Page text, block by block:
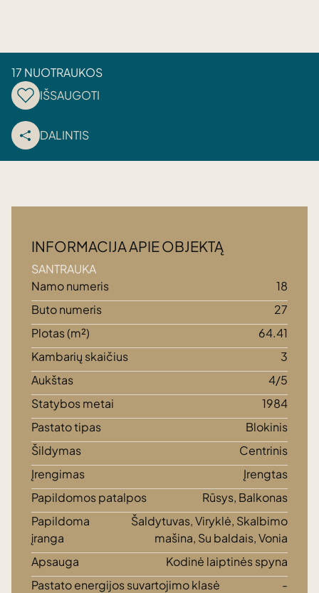
17 NUOTRAUKOS
IŠSAUGOTI
DALINTIS
INFORMACIJA APIE OBJEKTĄ
SANTRAUKA
Namo numeris
18
Buto numeris
27
Plotas (m²)
64.41
Kambarių skaičius
3
Aukštas
4/5
Statybos metai
1984
Pastato tipas
Blokinis
Šildymas
Centrinis
Įrengimas
Įrengtas
Papildomos patalpos
Rūsys, Balkonas
Papildoma
įranga
Šaldytuvas, Viryklė, Skalbimo
mašina, Su baldais, Vonia
Apsauga
Kodinė laiptinės spyna
Pastato energijos suvartojimo klasė
-